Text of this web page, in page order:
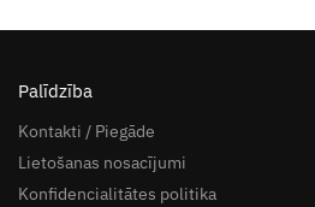
Palīdzība
Kontakti / Piegāde
Lietošanas nosacījumi
Konfidencialitātes politika